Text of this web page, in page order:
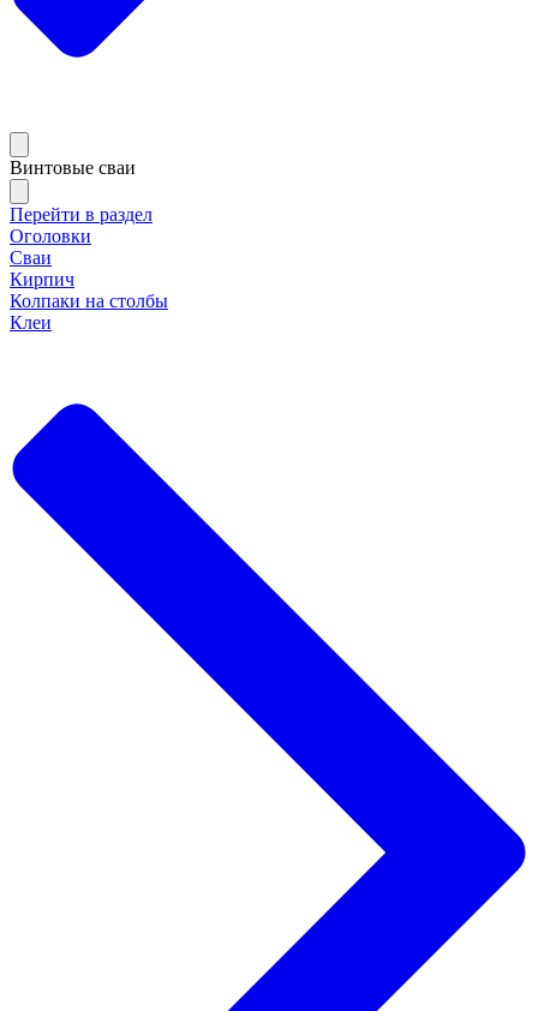
Винтовые сваи
Перейти в раздел
Оголовки
Сваи
Кирпич
Колпаки на столбы
Клеи